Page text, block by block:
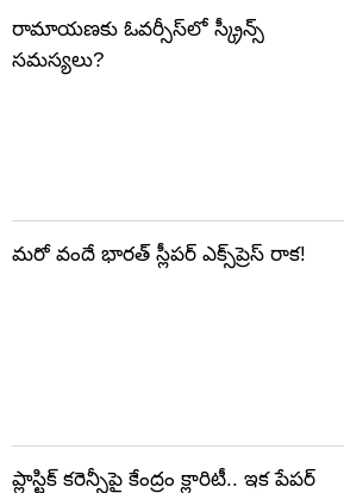
రామాయణకు ఓవర్సీస్‌లో స్క్రీన్స్
సమస్యలు?
మరో వందే భారత్ స్లీపర్ ఎక్స్‌ప్రెస్ రాక!
ప్లాస్టిక్‌ కరెన్సీపై కేంద్రం క్లారిటీ.. ఇక పేపర్‌